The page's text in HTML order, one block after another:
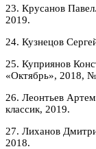
23. Крусанов
2019.
24. Кузнецов
25. Куприянов
«Октябрь», 2018,
26. Леонтьев
классик, 2019.
27. Лиханов
2018.